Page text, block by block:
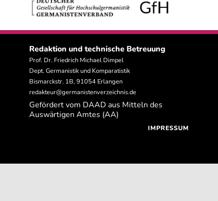
Redaktion und technische Betreuung
Prof. Dr. Friedrich Michael Dimpel
Dept. Germanistik und Komparatistik
Bismarckstr. 1B, 91054 Erlangen
redakteur@germanistenverzeichnis.de
Gefördert vom DAAD aus Mitteln des
Auswärtigen Amtes (AA)
IMPRESSUM